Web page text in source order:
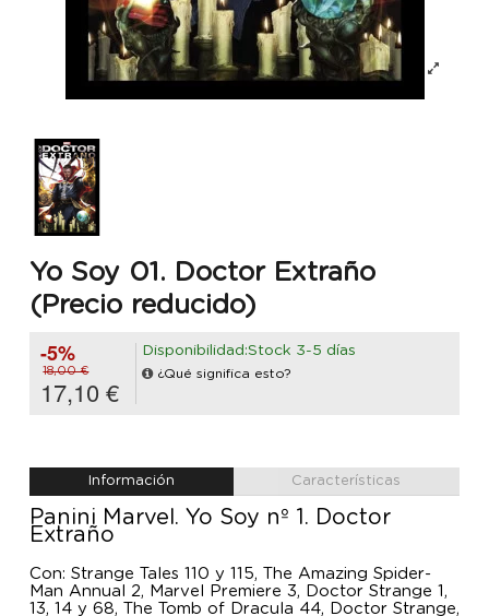
Yo Soy 01. Doctor Extraño
(Precio reducido)
-5%
18,00 €
17,10 €
Disponibilidad:Stock 3-5 días
¿Qué significa esto?
Información Características
Panini Marvel. Yo Soy nº 1. Doctor
Extraño
Con: Strange Tales 110 y 115, The Amazing Spider-
Man Annual 2, Marvel Premiere 3, Doctor Strange 1,
13, 14 y 68, The Tomb of Dracula 44, Doctor Strange,